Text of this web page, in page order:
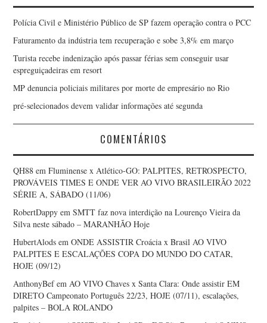
Polícia Civil e Ministério Público de SP fazem operação contra o PCC
Faturamento da indústria tem recuperação e sobe 3,8% em março
Turista recebe indenização após passar férias sem conseguir usar
espreguiçadeiras em resort
MP denuncia policiais militares por morte de empresário no Rio
pré-selecionados devem validar informações até segunda
COMENTÁRIOS
QH88 emFluminense x Atlético-GO: PALPITES, RETROSPECTO,
PROVÁVEIS TIMES E ONDE VER AO VIVO BRASILEIRÃO 2022
SÉRIE A, SÁBADO (11/06)
RobertDappy emSMTT faz nova interdição na Lourenço Vieira da
Silva neste sábado – MARANHÃO Hoje
HubertAlods emONDE ASSISTIR Croácia x Brasil AO VIVO
PALPITES E ESCALAÇÕES COPA DO MUNDO DO CATAR,
HOJE (09/12)
AnthonyBefemAO VIVO Chaves x Santa Clara: Onde assistir EM
DIRETO Campeonato Português 22/23, HOJE (07/11), escalações,
palpites – BOLA ROLANDO